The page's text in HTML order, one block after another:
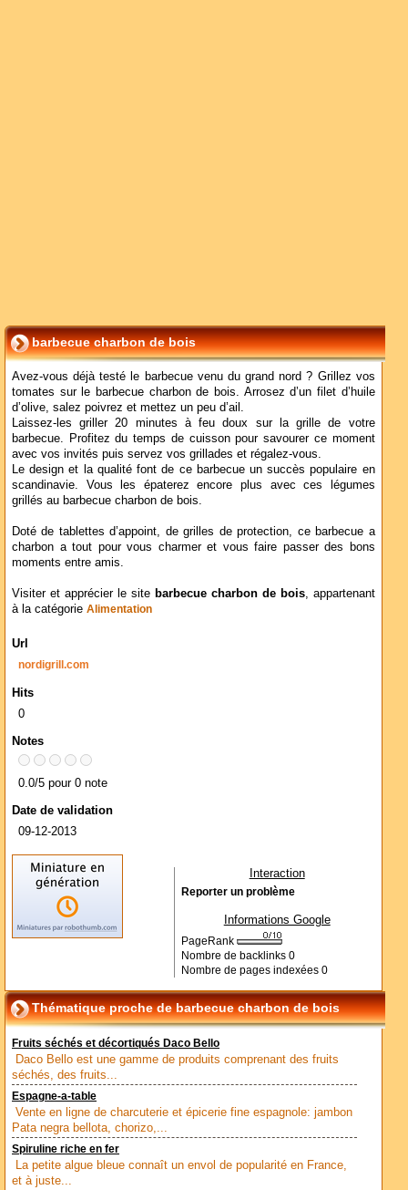
barbecue charbon de bois
Avez-vous déjà testé le barbecue venu du grand nord ? Grillez vos
tomates sur le barbecue charbon de bois. Arrosez d’un filet d’huile
d’olive, salez poivrez et mettez un peu d’ail.
Laissez-les griller 20 minutes à feu doux sur la grille de votre
barbecue. Profitez du temps de cuisson pour savourer ce moment
avec vos invités puis servez vos grillades et régalez-vous.
Le design et la qualité font de ce barbecue un succès populaire en
scandinavie. Vous les épaterez encore plus avec ces légumes
grillés au barbecue charbon de bois.
Doté de tablettes d’appoint, de grilles de protection, ce barbecue a
charbon a tout pour vous charmer et vous faire passer des bons
moments entre amis.
Visiter et apprécier le site barbecue charbon de bois, appartenant
à la catégorie Alimentation
Url
nordigrill.com
Hits
0
Notes
0.0/5 pour 0 note
Date de validation
09-12-2013
Interaction
Reporter un problème
Informations Google
PageRank
Nombre de backlinks 0
Nombre de pages indexées 0
Thématique proche de barbecue charbon de bois
Fruits séchés et décortiqués Daco Bello
Daco Bello est une gamme de produits comprenant des fruits
séchés, des fruits...
Espagne-a-table
Vente en ligne de charcuterie et épicerie fine espagnole: jambon
Pata negra bellota, chorizo,...
Spiruline riche en fer
La petite algue bleue connaît un envol de popularité en France,
et à juste...